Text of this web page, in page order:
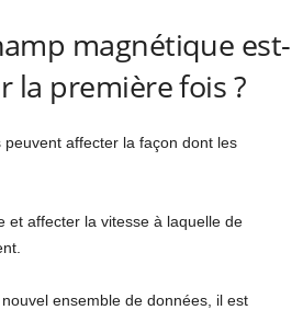
magnétique est-
la première fois ?
affecter la façon dont les
et affecter la vitesse à laquelle de
ensemble de données, il est